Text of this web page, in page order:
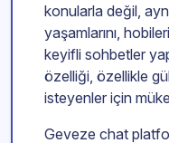
konularla değil,
yaşamlarını,
keyifli sohbetler
özelliği, özellikle
isteyenler için
Geveze chat